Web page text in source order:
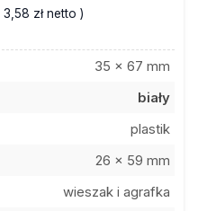
3,58 złnetto )
35 x 67 mm
biały
plastik
26 x 59 mm
wieszak i agrafka